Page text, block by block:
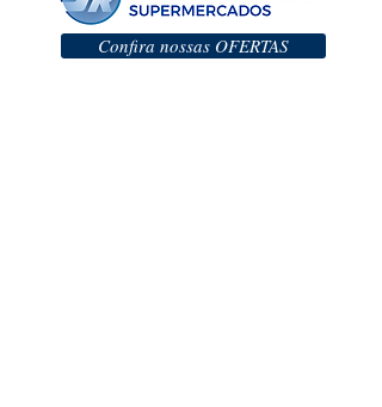
Confira nossas OFERTAS